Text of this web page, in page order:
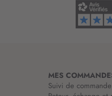
MES
Suivi de commande